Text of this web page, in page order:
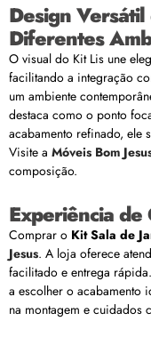
Design
Diferentes
O visual do Kit Lis une
facilitando a integração
um ambiente
destaca como o ponto
acabamento refinado, ele
Visite a Móveis Bom
composição.
Experiência de
Comprar o Kit Sala de
Jesus. A loja oferece
facilitado e entrega
a escolher o acabamento
na montagem e cuidados